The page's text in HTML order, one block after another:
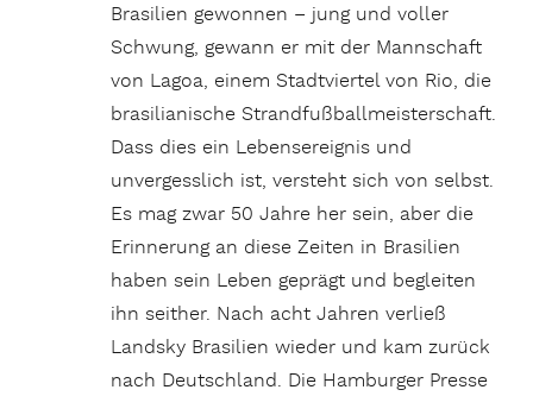
Brasilien gewonnen – jung und voller
Schwung, gewann er mit der Mannschaft
von Lagoa, einem Stadtviertel von Rio, die
brasilianische Strandfußballmeisterschaft.
Dass dies ein Lebensereignis und
unvergesslich ist, versteht sich von selbst.
Es mag zwar 50 Jahre her sein, aber die
Erinnerung an diese Zeiten in Brasilien
haben sein Leben geprägt und begleiten
ihn seither. Nach acht Jahren verließ
Landsky Brasilien wieder und kam zurück
nach Deutschland. Die Hamburger Presse